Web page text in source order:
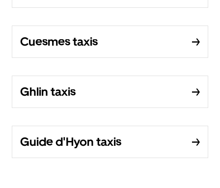
Cuesmes taxis
Ghlin taxis
Guide d'Hyon taxis